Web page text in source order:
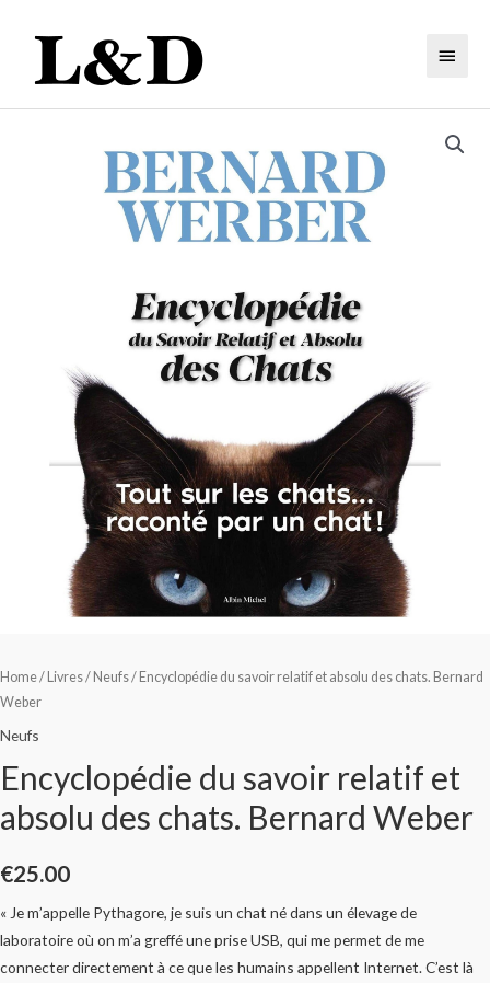
Home/ Livres/ Neufs/ Encyclopédie du savoir relatif et absolu des chats. Bernard
Weber
Neufs
Encyclopédie du savoir relatif et
absolu des chats. Bernard Weber
€25.00
« Je m’appelle Pythagore, je suis un chat né dans un élevage de
laboratoire où on m’a greffé une prise USB, qui me permet de me
connecter directement à ce que les humains appellent Internet. C’est là